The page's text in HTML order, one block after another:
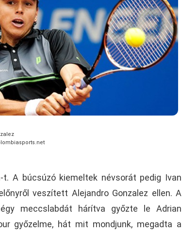
A búcsúzó kiemeltek névsorát pedig Ivan
veszített Alejandro Gonzalez ellen. A
meccslabdát hárítva győzte le Adrian
győzelme, hát mit mondjunk, megadta a